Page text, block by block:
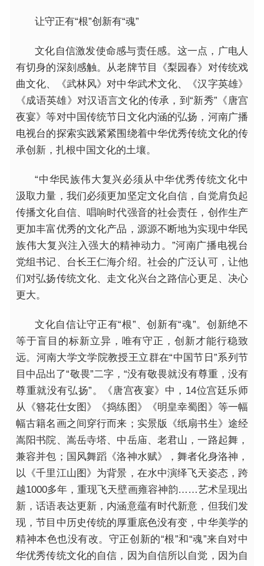
让守正有“根”创新有“魂”
文化自信激发使命感与责任感。这一点，广电人
有切身的深刻感触。从老牌节目《梨园春》对传统戏
曲文化、《武林风》对中华武术文化、《汉字英雄》
《成语英雄》对汉语言文化的传承，到“新秀”《唐宫
夜宴》等对中国传统节日文化内涵的弘扬，河南广播
电视台的探索实践紧紧围绕着中华优秀传统文化的传
承创新，扎根中国文化的土壤。
“中华民族伟大复兴必须从中华优秀传统文化中
汲取力量，我们必须更加坚定文化自信，自觉肩负起
传播文化自信、唱响时代强音的社会责任，创作生产
更加丰富优秀的文化产品，源源不断地为实现中华民
族伟大复兴注入强大的精神动力。”河南广播电视台
党组书记、台长王仁海介绍。社会的广泛认可，让他
们对弘扬传统文化、走文化兴台之路信心更足、决心
更大。
文化自信让守正有“根”、创新有“魂”。创新绝不
等于盲目的标新立异，唯有守正，创新才能行稳致
远。河南大学文学院教授王立群在“中国节日”系列节
目中品出了“敬畏”二字，“没有敬畏就没有尊重，没有
尊重就没有弘扬”。《唐宫夜宴》中，14位宫廷乐师
从《簪花仕女图》《捣练图》《明皇幸蜀图》等一幅
幅古籍名画之间穿行而来；实景版《纸扇书生》途经
嵩阳书院、嵩岳寺塔、中岳庙、老君山，一路起舞，
兼容并包；国风舞蹈《洛神水赋》，舞者化身洛神，
以《千里江山图》为背景，在水中演绎飞天姿态，跨
越1000多年，重现飞天壁画雍容神韵……艺术呈现出
新，话语表达更新，内涵意蕴有时代新意，但我们发
现，节目中历史传统的厚重底色没有变，中华美学的
精神本色也没有改。守正创新的“根”和“魂”来自对中
华优秀传统文化的自信，因为自信所以自觉，因为自